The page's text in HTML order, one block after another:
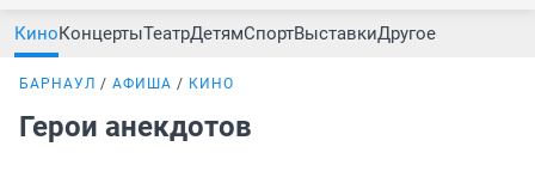
КиноКонцертыТеатрДетямСпортВыставкиДругое
БАРНАУЛ АФИША КИНО
Герои анекдотов